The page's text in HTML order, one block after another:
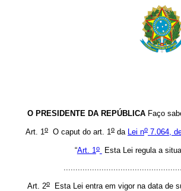
O PRESIDENTE DA REPÚBLICA Faço
Art. 1o O caput do art. 1o da Lei no 7.064,
“Art. 1o
Esta Lei regula a
Art. 2oEsta Lei entra em vigor na data de